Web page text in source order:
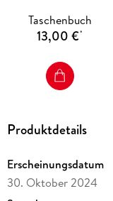
Taschenbuch
13,00 €*
Produktdetails
Erscheinungsdatum
30. Oktober 2024